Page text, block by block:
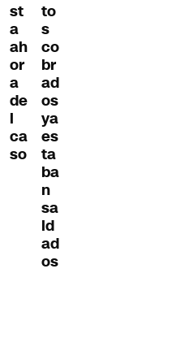
st
a
ah
or
a
de
l
ca
so
to
s
co
br
ad
os
ya
es
ta
ba
n
sa
ld
ad
os